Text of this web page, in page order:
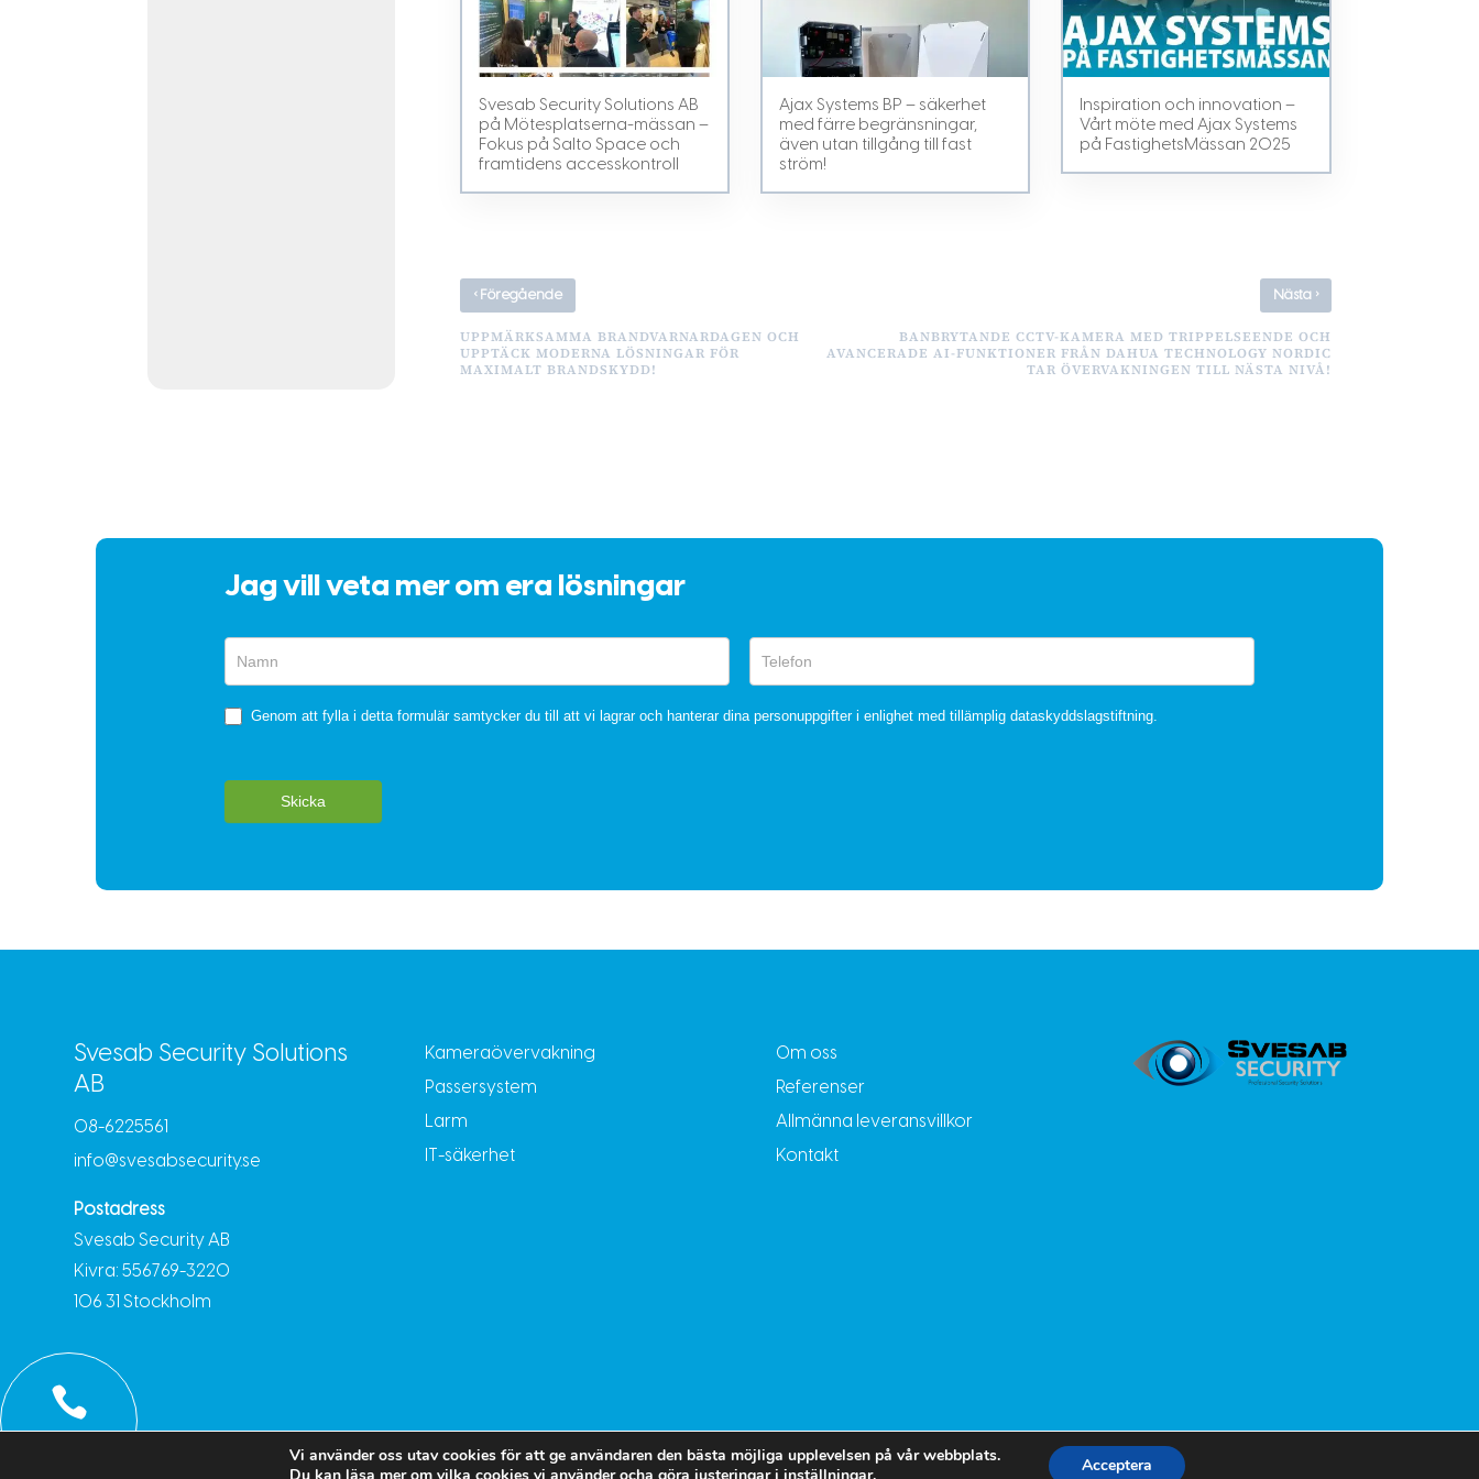
Svesab Security Solutions AB
på Mötesplatserna-mässan –
Fokus på Salto Space och
framtidens accesskontroll
Ajax Systems BP – säkerhet
med färre begränsningar,
även utan tillgång till fast
ström!
Inspiration och innovation –
Vårt möte med Ajax Systems
på FastighetsMässan 2025
‹Föregående
UPPMÄRKSAMMA BRANDVARNARDAGEN OCH
UPPTÄCK MODERNA LÖSNINGAR FÖR
MAXIMALT BRANDSKYDD!
Nästa ›
BANBRYTANDE CCTV-KAMERA MED TRIPPELSEENDE OCH
AVANCERADE AI-FUNKTIONER FRÅN DAHUA TECHNOLOGY NORDIC
TAR ÖVERVAKNINGEN TILL NÄSTA NIVÅ!
Jag vill veta mer om era lösningar
Genom att fylla i detta formulär samtycker du till att vi lagrar och hanterar dina personuppgifter i enlighet med tillämplig dataskyddslagstiftning.
Skicka
Svesab Security Solutions
AB
08-6225561
info@svesabsecurity.se
Postadress
Svesab Security AB
Kivra: 556769-3220
106 31 Stockholm
Kameraövervakning
Passersystem
Larm
IT-säkerhet
Om oss
Referenser
Allmänna leveransvillkor
Kontakt

Vi använder oss utav cookies för att ge användaren den bästa möjliga upplevelsen på vår webbplats.
Acceptera